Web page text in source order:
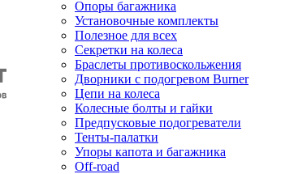
Опоры багажника
Установочные комплекты
Полезное для всех
Секретки на колеса
Браслеты противоскольжения
Дворники с подогревом Burner
Цепи на колеса
Колесные болты и гайки
Предпусковые подогреватели
Тенты-палатки
Упоры капота и багажника
Off-road